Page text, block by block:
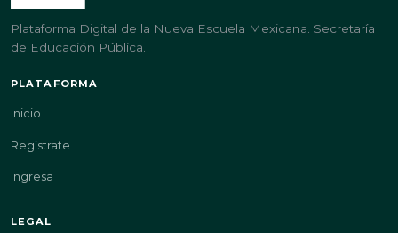
Plataforma Digital de la Nueva Escuela Mexicana. Secretaría
de Educación Pública.
PLATAFORMA
Inicio
Regístrate
Ingresa
LEGAL